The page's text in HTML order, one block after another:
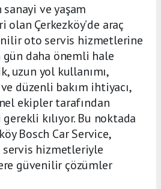
sanayi ve yaşam
Çerkezköy’de araç
oto servis hizmetlerine
gün daha önemli hale
uzun yol kullanımı,
düzenli bakım ihtiyacı,
ekipler tarafından
kılıyor. Bu noktada
Bosch Car Service,
servis hizmetleriyle
güvenilir çözümler